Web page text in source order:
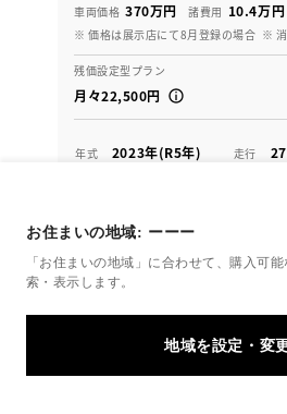
お住まいの地域: ーーー
「お住まいの地域」に合わせて、購入可
索・表示します。
車両価格 370万円 諸費用 10.4万円
※ 価格は展示店にて8月登録の場合 ※
残価設定型プラン
月々22,500円
年式 2023年(R5年) 走行
福井トヨタ 東店
0776-54-